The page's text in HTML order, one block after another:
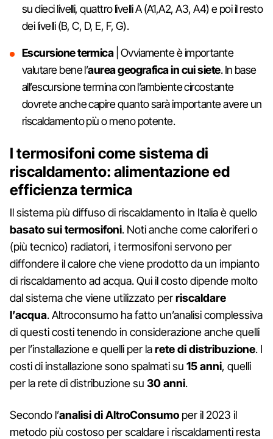
su dieci livelli, quattro livelli A (A1,A2, A3, A4) e poi il resto
dei livelli (B, C, D, E, F, G).
Escursione termica| Ovviamente è importante
valutare bene l’aurea geografica in cui siete. In base
all’escursione termina con l’ambiente circostante
dovrete anche capire quanto sarà importante avere un
riscaldamento più o meno potente.
I termosifoni come sistema di
riscaldamento: alimentazione ed
efficienza termica
Il sistema più diffuso di riscaldamento in Italia è quello
basato sui termosifoni. Noti anche come caloriferi o
(più tecnico) radiatori, i termosifoni servono per
diffondere il calore che viene prodotto da un impianto
di riscaldamento ad acqua. Qui il costo dipende molto
dal sistema che viene utilizzato perriscaldare
l’acqua. Altroconsumo ha fatto un’analisi complessiva
di questi costi tenendo in considerazione anche quelli
per l’installazione e quelli per larete di distribuzione. I
costi di installazione sono spalmati su 15 anni, quelli
per la rete di distribuzione su 30 anni.
Secondo l’analisi di AltroConsumo per il 2023 il
metodo più costoso per scaldare i riscaldamenti resta